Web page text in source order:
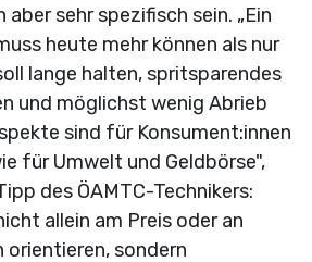
aber sehr spezifisch sein. „Ein
heute mehr können als nur
lange halten, spritsparendes
und möglichst wenig Abrieb
sind für Konsument:innen
für Umwelt und Geldbörse",
des ÖAMTC-Technikers:
allein am Preis oder an
orientieren, sondern